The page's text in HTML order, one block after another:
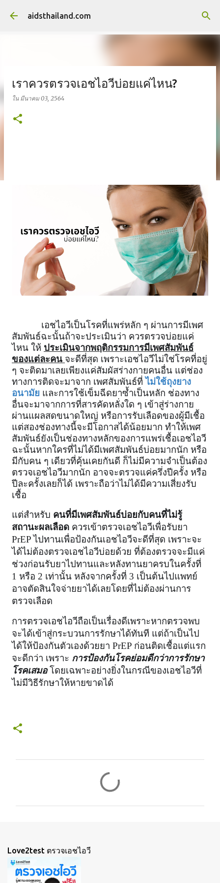
ข้ามไปที่เนื้อหาหลัก
aidsthailand.com
เราควรตรวจเอชไอวีบ่อยแค่ไหน?
ใน มีนาคม 03, 2564
เอชไอวีเป็นโรคที่แพร่หลัก ๆ ผ่านการมีเพศ
สัมพันธ์ฉะนั้นถ้าจะประเมินว่า ควรตรวจบ่อยแค่
ไหน ให้ ประเมินจากพฤติกรรมการมีเพศสัมพันธ์
ของแต่ละคน จะดีที่สุด เพราะเอชไอวีไม่ใช่โรคที่อยู่
ๆ จะติดมาเลยเพียงแค่สัมผัสร่างกายคนอื่น แต่ช่อง
ทางการติดจะมาจาก เพศสัมพันธ์ที่ ไม่ใช้ถุงยาง
อนามัย และการใช้เข็มฉีดยาซ้ำเป็นหลัก ช่องทาง
อื่นจะมาจากการที่สารคัดหลั่งใด ๆ เข้าสู่ร่างกาย
ผ่านแผลสดขนาดใหญ่ หรือการรับเลือดของผู้มีเชื้อ
แต่สองช่องทางนี้จะมีโอกาสได้น้อยมาก ทำให้เพศ
สัมพันธ์ยังเป็นช่องทางหลักของการแพร่เชื้อเอชไอวี
ฉะนั้นหากใครที่ไม่ได้มีเพศสัมพันธ์บ่อยมากนัก หรือ
มีกับคน ๆ เดียวที่คุ้นเคยกันดี ก็ไม่มีความจำเป็นต้อง
ตรวจเอชไอวีมากนัก อาจจะตรวจแค่ครึ่งปีครั้ง หรือ
ปีละครั้งเลยก็ได้ เพราะถือว่าไม่ได้มีความเสี่ยงรับ
เชื้อ
แต่สำหรับ คนที่มีเพศสัมพันธ์บ่อยกับคนที่ไม่รู้
สถานะผลเลือด ควรเข้าตรวจเอชไอวีเพื่อรับยา
PrEP ไปทานเพื่อป้องกันเอชไอวีจะดีที่สุด เพราะจะ
ได้ไม่ต้องตรวจเอชไอวีบ่อยด้วย ที่ต้องตรวจจะมีแค่
ช่วงก่อนรับยาไปทานและหลังทานยาครบในครั้งที่
1 หรือ 2 เท่านั้น หลังจากครั้งที่ 3 เป็นต้นไปแพทย์
อาจตัดสินใจจ่ายยาได้เลยโดยที่ไม่ต้องผ่านการ
ตรวจเลือด
การตรวจเอชไอวีถือเป็นเรื่องดีเพราะหากตรวจพบ
จะได้เข้าสู่กระบวนการรักษาได้ทันที แต่ถ้าเป็นไป
ได้ให้ป้องกันตัวเองด้วยยา PrEP ก่อนติดเชื้อแต่แรก
จะดีกว่า เพราะ การป้องกันโรคย่อมดีกว่าการรักษา
โรคเสมอ โดยเฉพาะอย่างยิ่งในกรณีของเอชไอวีที่
ไม่มีวิธีรักษาให้หายขาดได้
เ
ห็
Love2test ตรวจเอชไอวี